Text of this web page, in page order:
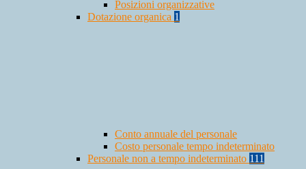
Posizioni organizzative
Dotazione organica 1
Conto annuale del personale
Costo personale tempo indeterminato
Personale non a tempo indeterminato 111